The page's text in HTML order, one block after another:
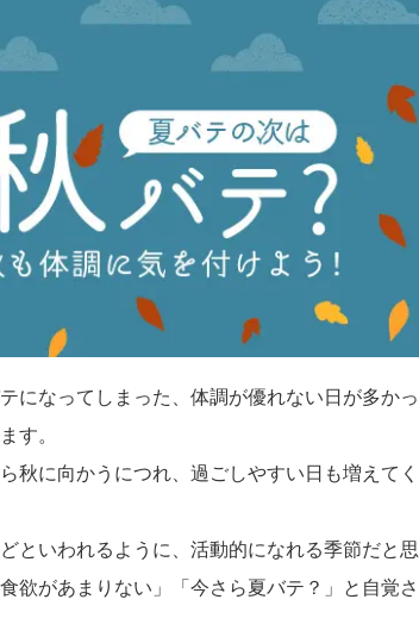
になってしまった、体調が優れない日が多かっ
す。
秋に向かうにつれ、過ごしやすい日も増えてく
といわれるように、活動的になれる季節だと思
欲があまりない」「今さら夏バテ？」と自覚さ